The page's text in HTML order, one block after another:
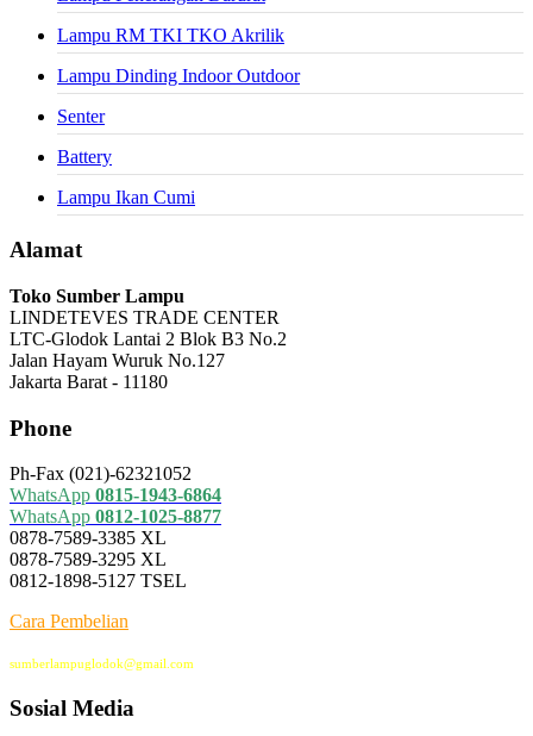
Lampu RM TKI TKO Akrilik
Lampu Dinding Indoor Outdoor
Senter
Battery
Lampu Ikan Cumi
Alamat
Toko Sumber Lampu
LINDETEVES TRADE CENTER
LTC-Glodok Lantai 2 Blok B3 No.2
Jalan Hayam Wuruk No.127
Jakarta Barat - 11180
Phone
Ph-Fax (021)-62321052
WhatsApp 0815-1943-6864
WhatsApp 0812-1025-8877
0878-7589-3385 XL
0878-7589-3295 XL
0812-1898-5127 TSEL
Cara Pembelian
sumberlampuglodok@gmail.com
Sosial Media